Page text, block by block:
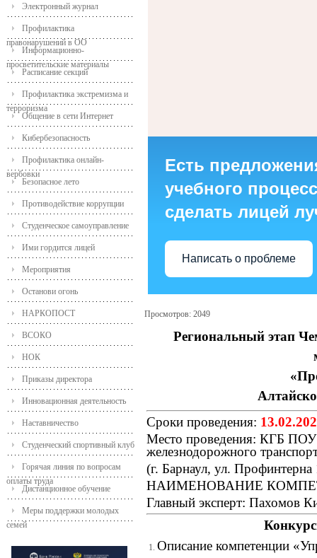
Электронный журнал
Профилактика
правонарушений в ОО
Информационно-
просветительские материалы
Расписание секций
Профилактика экстремизма и
терроризма
Общение в сети Интернет
Кибербезопасность
Профилактика онлайн-
вербовки
Безопасное лето
Противодействие коррупции
Студенческое самоуправление
Ими гордится лицей
Мероприятия
Останови огонь
НАРКОПОСТ
ВСОКО
НОК
Приказы директора
Инновационная деятельность
Наставничество
Студенческий спортивный клуб
Горячая линия по вопросам
оплаты труда
Дистанционное обучение
Меры поддержки молодых
семей
Есть
учебного
сделать лицей
Написать о проблеме
Просмотров: 2049
Региональный этап
Сроки проведения:
Место проведения: КГБ ПОУ
железнодорожного
(г. Барнаул, ул. Профинтерна
НАИМЕНОВАНИЕ
Главный эксперт: Пахомов
Описание компетенции